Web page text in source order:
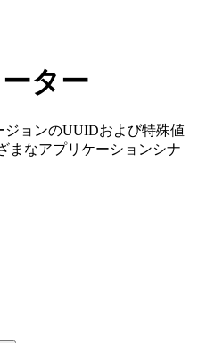
ター
ョンのUUIDおよび特殊値
まなアプリケーションシナ